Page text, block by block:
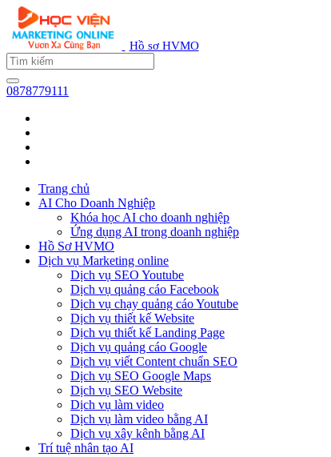
Hồ sơ HVMO
0878779111
Trang chủ
AI Cho Doanh Nghiệp
Khóa học AI cho doanh nghiệp
Ứng dụng AI trong doanh nghiệp
Hồ Sơ HVMO
Dịch vụ Marketing online
Dịch vụ SEO Youtube
Dịch vụ quảng cáo Facebook
Dịch vụ chạy quảng cáo Youtube
Dịch vụ thiết kế Website
Dịch vụ thiết kế Landing Page
Dịch vụ quảng cáo Google
Dịch vụ viết Content chuẩn SEO
Dịch vụ SEO Google Maps
Dịch vụ SEO Website
Dịch vụ làm video
Dịch vụ làm video bằng AI
Dịch vụ xây kênh bằng AI
Trí tuệ nhân tạo AI